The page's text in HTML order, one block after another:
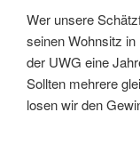
Wer unsere
seinen Wohnsitz
der UWG eine
Sollten mehrere
losen wir den